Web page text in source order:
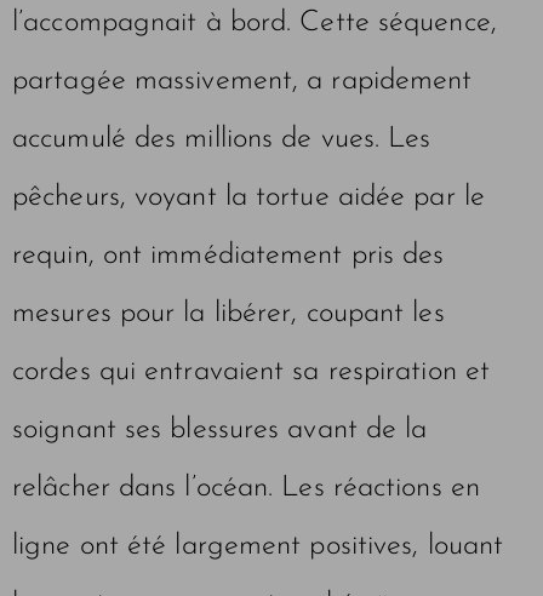
l’accompagnait à bord. Cette séquence,
partagée massivement, a rapidement
accumulé des millions de vues. Les
pêcheurs, voyant la tortue aidée par le
requin, ont immédiatement pris des
mesures pour la libérer, coupant les
cordes qui entravaient sa respiration et
soignant ses blessures avant de la
relâcher dans l’océan. Les réactions en
ligne ont été largement positives, louant